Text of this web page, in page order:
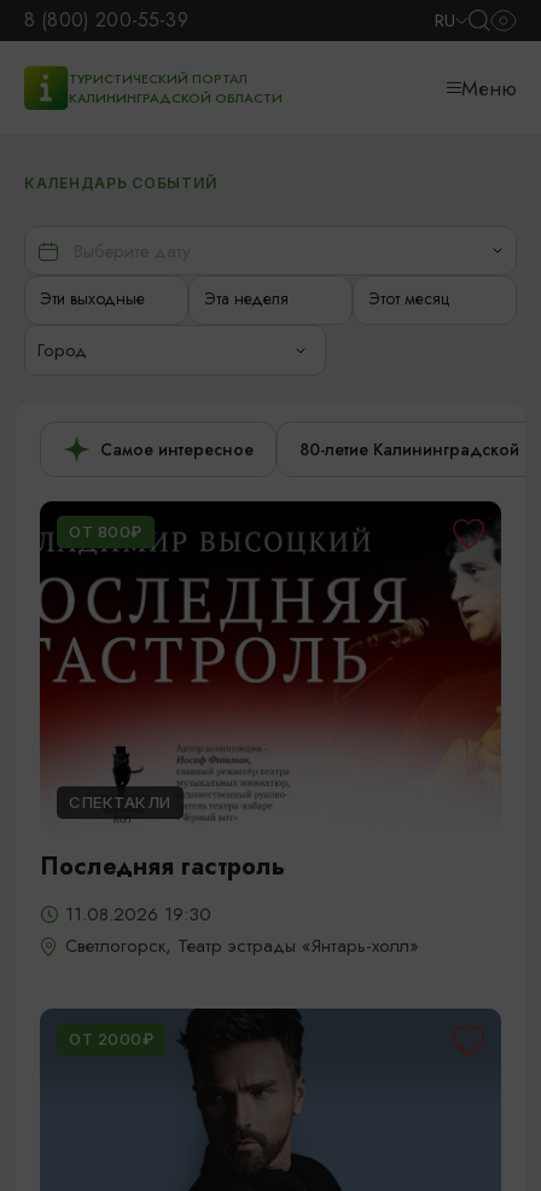
8 (800) 200-55-39 RU
ТУРИСТИЧЕСКИЙ ПОРТАЛ
КАЛИНИНГРАДСКОЙ ОБЛАСТИ
Меню
КАЛЕНДАРЬ СОБЫТИЙ
Эти выходные Эта неделя Этот месяц
Город
Самое интересное 80-летие Калининградской
ОТ 800₽
СПЕКТАКЛИ
Последняя гастроль
11.08.2026 19:30
Светлогорск, Театр эстрады «Янтарь-холл»
ОТ 2000₽